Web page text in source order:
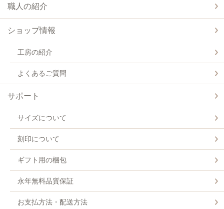
職人の紹介
ショップ情報
工房の紹介
よくあるご質問
サポート
サイズについて
刻印について
ギフト用の梱包
永年無料品質保証
お支払方法・配送方法